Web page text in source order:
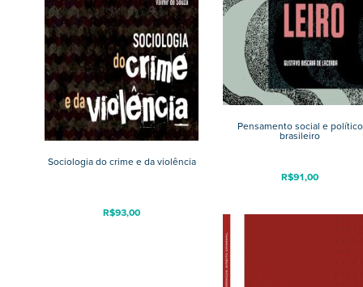
Pensamento social e político
brasileiro
R$91,00
Sociologia do crime e da violência
R$93,00